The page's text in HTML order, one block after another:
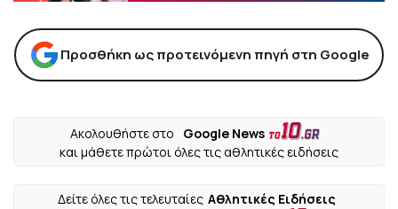
Προσθήκη ως προτεινόμενη πηγή στη Google
Ακολουθήστε στο
Google News
και μάθετε πρώτοι όλες τις αθλητικές ειδήσεις
Δείτε όλες τις τελευταίες Αθλητικές Ειδήσεις